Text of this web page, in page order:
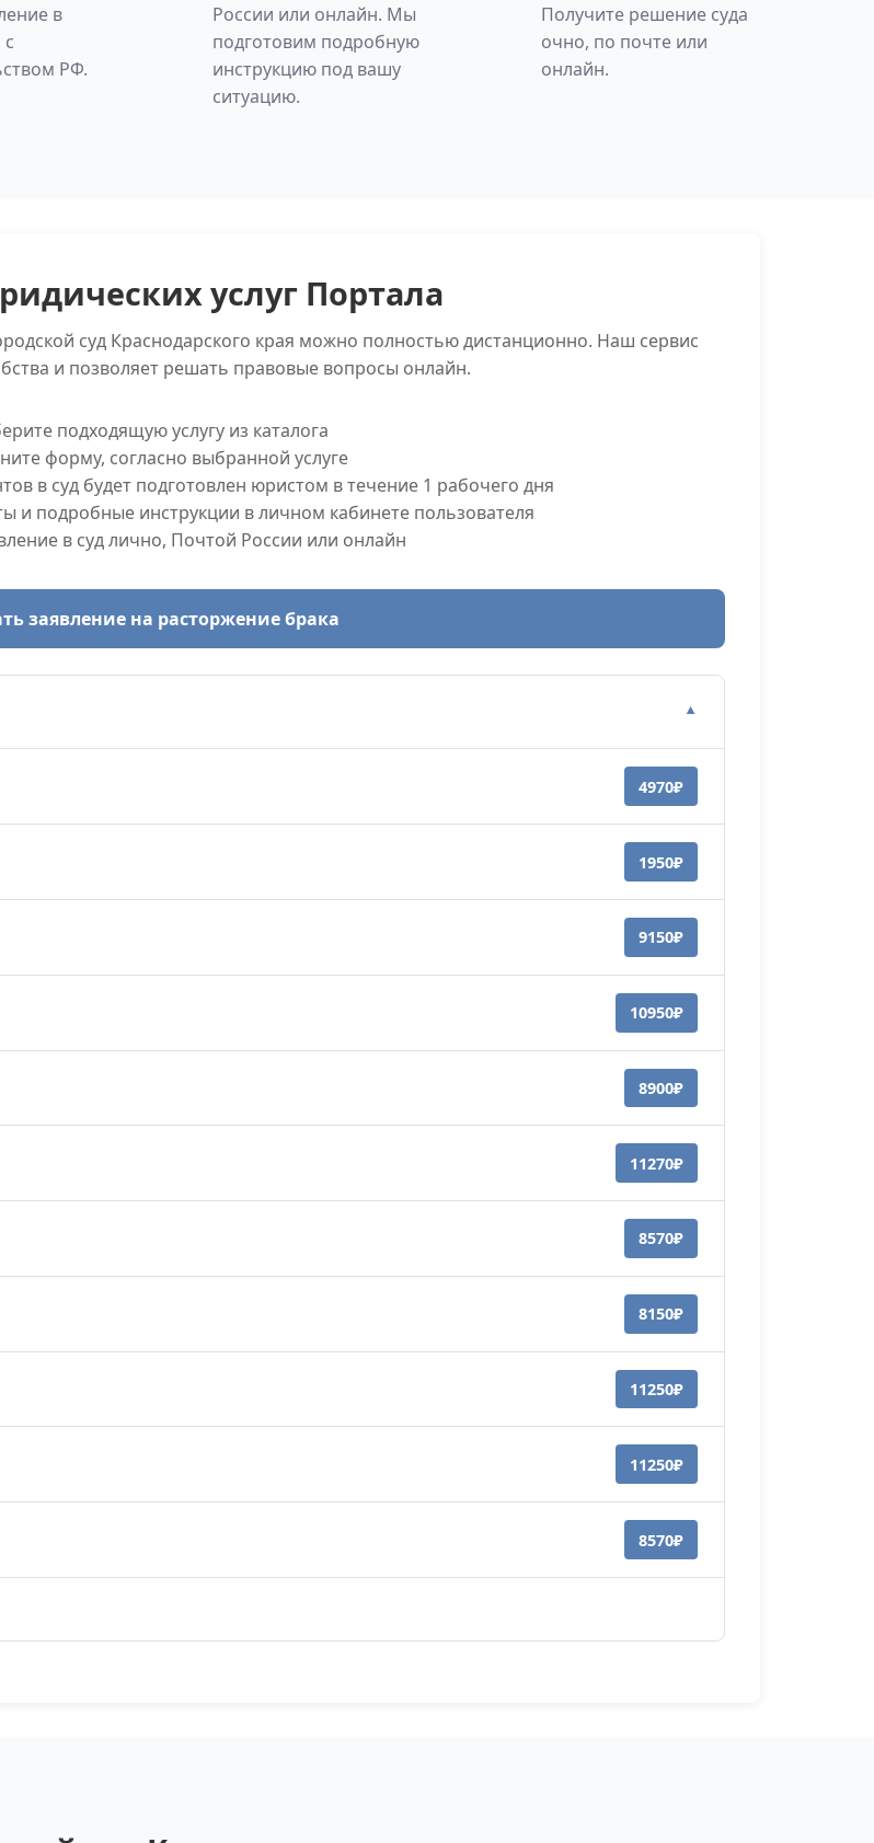
в
РФ.
России или онлайн. Мы
подготовим подробную
инструкцию под вашу
ситуацию.
Получите решение суда
очно, по почте или
онлайн.
услуг Портала
суд Краснодарского края можно полностью дистанционно. Наш сервис
и позволяет решать правовые вопросы онлайн.
подходящую услугу из каталога
форму, согласно выбранной услуге
в суд будет подготовлен юристом в течение 1 рабочего дня
и подробные инструкции в личном кабинете пользователя
в суд лично, Почтой России или онлайн
заявление на расторжение брака
▼
4970₽
1950₽
9150₽
10950₽
8900₽
11270₽
8570₽
8150₽
11250₽
11250₽
8570₽